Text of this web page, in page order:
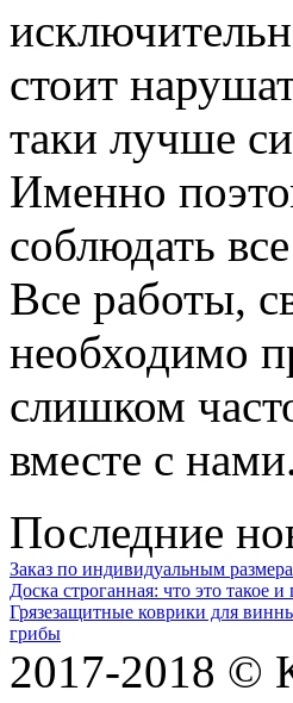
стоит
таки лучше
Именно
соблюдать
Все работы,
необходимо
слишком
вместе с
Последние
Заказ по индивидуальным
Доска строганная: что это такое
Грязезащитные коврики для
грибы
2017-2018 ©